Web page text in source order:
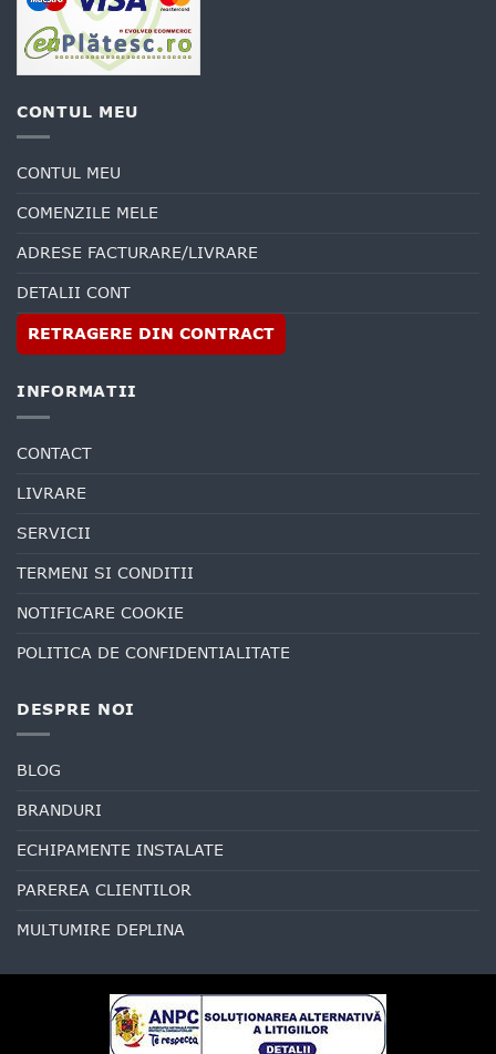
CONTUL MEU
CONTUL MEU
COMENZILE MELE
ADRESE FACTURARE/LIVRARE
DETALII CONT
RETRAGERE DIN CONTRACT
INFORMATII
CONTACT
LIVRARE
SERVICII
TERMENI SI CONDITII
NOTIFICARE COOKIE
POLITICA DE CONFIDENTIALITATE
DESPRE NOI
BLOG
BRANDURI
ECHIPAMENTE INSTALATE
PAREREA CLIENTILOR
MULTUMIRE DEPLINA